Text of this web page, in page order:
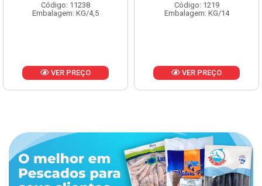
Código: 1219
Embalagem: KG/14
VER PREÇO
Código: 1225
Embalagem: KG/5
VER PREÇO